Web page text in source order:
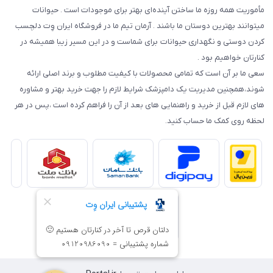
مأموریت همه روزه ما ساختن آینده‌ای بهتر برای موجودات است . حیوانات
میتوانند بهترین دوستان ما باشند . آرمان تیم ما در فروشگاه ایران وِت دلچسب
کردن دوستی و نگهداری حیوانات برای شماست و در این مسیر زیبا همیشه در
کنارتان خواهیم بود .
سعی ما بر آن است که تمامی محصولات با کیفیت مطلوب و برند اصلی ارائه
شوند،همچنین مدیریت یک دامپزشک شرایط لازم را جهت خرید بهتر و مشاوره
های لازم قبل از خرید و راهنمایی های بعد از آن را فراهم کرده است ،پس در هر
لحظه روی کمک ما حساب کنید.